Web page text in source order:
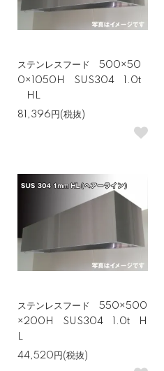
ステンレスフード 500×50
0×1050H SUS304 1.0t
HL
81,396円(税抜)
ステンレスフード 550×500
×200H SUS304 1.0t H
L
44,520円(税抜)